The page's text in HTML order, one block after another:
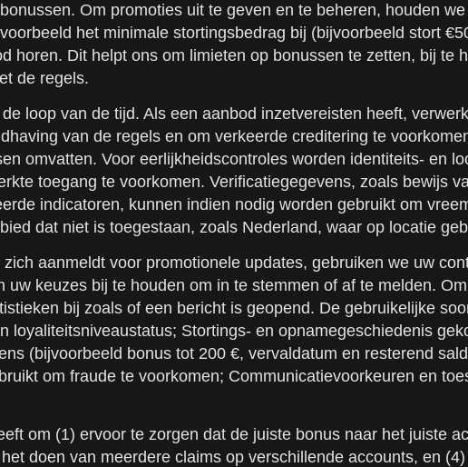
Om promoties uit te geven en te beheren, houden
het minimale stortingsbedrag bij (bijvoorbeeld stort
horen. Dit helpt ons om limieten op bonussen te zetten, bij te
de regels.
loop van de tijd. Als een aanbod inzetvereisten heeft,
van de regels en om verkeerde creditering te
omvatten. Voor eerlijkheidscontroles worden identiteits- en
toegang te voorkomen. Verificatiegegevens, zoals bewijs
indicatoren, kunnen indien nodig worden gebruikt om
dat niet is toegestaan, zoals Nederland, waar op locatie
aanmeldt voor promotionele updates, gebruiken we uw
keuzes bij te houden om in te stemmen of af te melden.
bij zoals of een bericht is geopend. De gebruikelijke
loyaliteitsniveaustatus; Stortings- en opnamegeschiedenis
(bijvoorbeeld bonus tot 200 €, vervaldatum en resterend
om fraude te voorkomen; Communicatievoorkeuren en
om (1) ervoor te zorgen dat de juiste bonus naar het juiste
doen van meerdere claims op verschillende accounts, en